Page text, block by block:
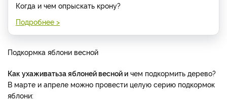
Когда и чем опрыскать крону?
Подробнее >
Подкормка яблони весной
Как ухаживатьза яблоней весной и чем подкормить дерево?
В марте и апреле можно провести целую серию подкормок
яблони: